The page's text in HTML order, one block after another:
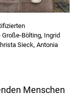
Bölting, Ingrid
Sieck, Antonia
Menschen